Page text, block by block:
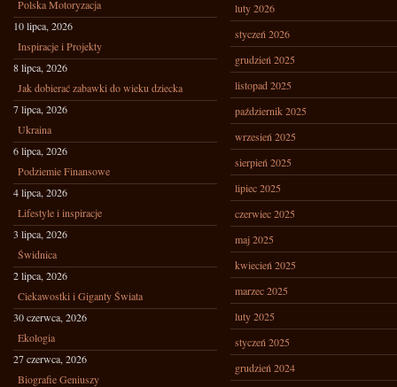
Polska Motoryzacja
10 lipca, 2026
Inspiracje i Projekty
8 lipca, 2026
Jak dobierać zabawki do wieku dziecka
7 lipca, 2026
Ukraina
6 lipca, 2026
Podziemie Finansowe
4 lipca, 2026
Lifestyle i inspiracje
3 lipca, 2026
Świdnica
2 lipca, 2026
Ciekawostki i Giganty Świata
30 czerwca, 2026
Ekologia
27 czerwca, 2026
Biografie Geniuszy
luty 2026
styczeń 2026
grudzień 2025
listopad 2025
październik 2025
wrzesień 2025
sierpień 2025
lipiec 2025
czerwiec 2025
maj 2025
kwiecień 2025
marzec 2025
luty 2025
styczeń 2025
grudzień 2024